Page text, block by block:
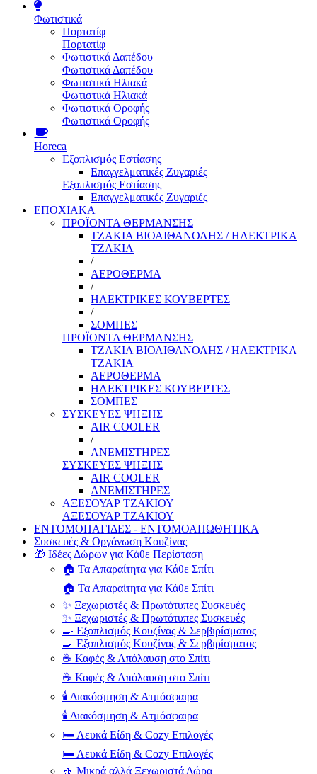
Φωτιστικά
Πορτατίφ
Πορτατίφ
Φωτιστικά Δαπέδου
Φωτιστικά Δαπέδου
Φωτιστικά Ηλιακά
Φωτιστικά Ηλιακά
Φωτιστικά Οροφής
Φωτιστικά Οροφής
Horeca
Εξοπλισμός Εστίασης
Επαγγελματικές Ζυγαριές
Εξοπλισμός Εστίασης
Επαγγελματικές Ζυγαριές
ΕΠΟΧΙΑΚΑ
ΠΡΟΪΟΝΤΑ ΘΕΡΜΑΝΣΗΣ
ΤΖΑΚΙΑ ΒΙΟΑΙΘΑΝΟΛΗΣ / ΗΛΕΚΤΡΙΚΑ
ΤΖΑΚΙΑ
/
ΑΕΡΟΘΕΡΜΑ
/
ΗΛΕΚΤΡΙΚΕΣ ΚΟΥΒΕΡΤΕΣ
/
ΣΟΜΠΕΣ
ΠΡΟΪΟΝΤΑ ΘΕΡΜΑΝΣΗΣ
ΤΖΑΚΙΑ ΒΙΟΑΙΘΑΝΟΛΗΣ / ΗΛΕΚΤΡΙΚΑ
ΤΖΑΚΙΑ
ΑΕΡΟΘΕΡΜΑ
ΗΛΕΚΤΡΙΚΕΣ ΚΟΥΒΕΡΤΕΣ
ΣΟΜΠΕΣ
ΣΥΣΚΕΥΕΣ ΨΗΞΗΣ
AIR COOLER
/
ΑΝΕΜΙΣΤΗΡΕΣ
ΣΥΣΚΕΥΕΣ ΨΗΞΗΣ
AIR COOLER
ΑΝΕΜΙΣΤΗΡΕΣ
ΑΞΕΣΟΥΑΡ ΤΖΑΚΙΟΥ
ΑΞΕΣΟΥΑΡ ΤΖΑΚΙΟΥ
ΕΝΤΟΜΟΠΑΓΙΔΕΣ - ΕΝΤΟΜΟΑΠΩΘΗΤΙΚΑ
Συσκευές & Οργάνωση Κουζίνας
🎁 Ιδέες Δώρων για Κάθε Περίσταση
🏠 Τα Απαραίτητα για Κάθε Σπίτι
🏠 Τα Απαραίτητα για Κάθε Σπίτι
✨ Ξεχωριστές & Πρωτότυπες Συσκευές
✨ Ξεχωριστές & Πρωτότυπες Συσκευές
🍳 Εξοπλισμός Κουζίνας & Σερβιρίσματος
🍳 Εξοπλισμός Κουζίνας & Σερβιρίσματος
☕ Καφές & Απόλαυση στο Σπίτι
☕ Καφές & Απόλαυση στο Σπίτι
🕯️ Διακόσμηση & Ατμόσφαιρα
🕯️ Διακόσμηση & Ατμόσφαιρα
🛏️ Λευκά Είδη & Cozy Επιλογές
🛏️ Λευκά Είδη & Cozy Επιλογές
🎀 Μικρά αλλά Ξεχωριστά Δώρα